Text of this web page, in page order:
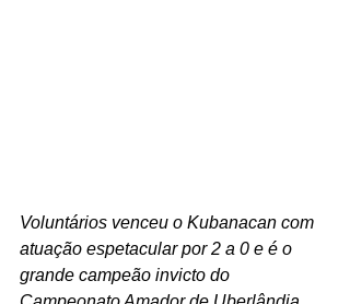
Voluntários venceu o Kubanacan com
atuação espetacular por 2 a 0 e é o
grande campeão invicto do